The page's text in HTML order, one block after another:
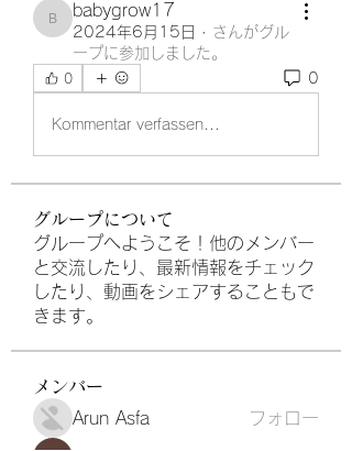
babygrow17
babygrow17
2024年6月15日 · さんがグル
ープに参加しました。
0 0
Kommentar verfassen...
グループについて
グループへようこそ！他のメンバー
と交流したり、最新情報をチェック
したり、動画をシェアすることもで
きます。
メンバー
Arun Asfa
フォロー